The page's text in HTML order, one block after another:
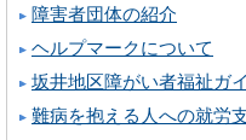
障害者団体の紹介
ヘルプマークについて
坂井地区障がい者福祉ガ
難病を抱える人への就労